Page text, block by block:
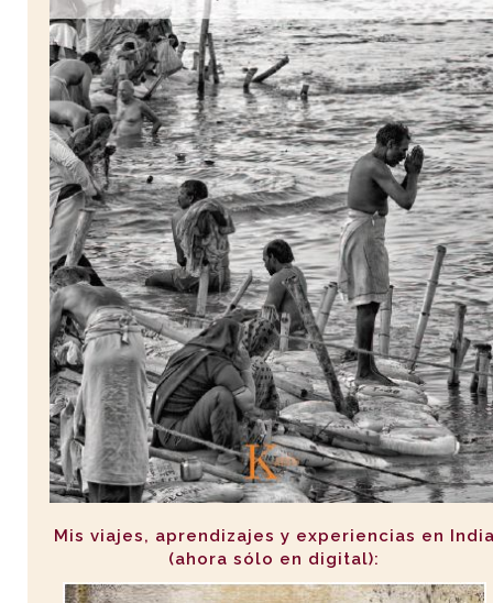
Mis viajes, aprendizajes y experiencias en
(ahora sólo en digital):